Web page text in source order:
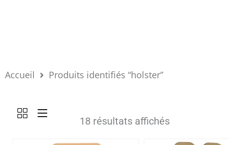
Accueil Produits identifiés “holster”
18 résultats affichés